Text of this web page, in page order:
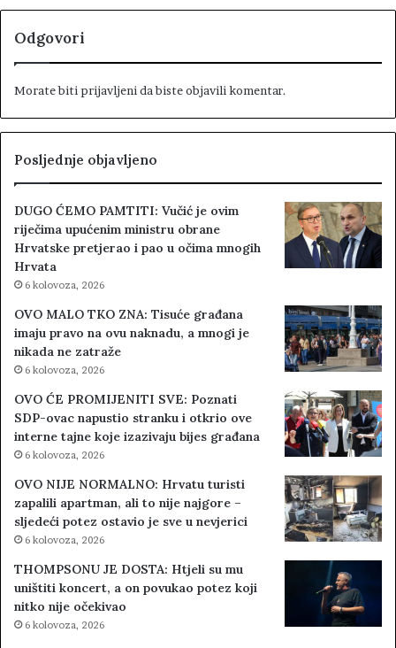
Odgovori
Morate bitiprijavljenida biste objavili komentar.
Posljednje objavljeno
DUGO ĆEMO PAMTITI: Vučić je ovim
riječima upućenim ministru obrane
Hrvatske pretjerao i pao u očima mnogih
Hrvata
6 kolovoza, 2026
OVO MALO TKO ZNA: Tisuće građana
imaju pravo na ovu naknadu, a mnogi je
nikada ne zatraže
6 kolovoza, 2026
OVO ĆE PROMIJENITI SVE: Poznati
SDP-ovac napustio stranku i otkrio ove
interne tajne koje izazivaju bijes građana
6 kolovoza, 2026
OVO NIJE NORMALNO: Hrvatu turisti
zapalili apartman, ali to nije najgore –
sljedeći potez ostavio je sve u nevjerici
6 kolovoza, 2026
THOMPSONU JE DOSTA: Htjeli su mu
uništiti koncert, a on povukao potez koji
nitko nije očekivao
6 kolovoza, 2026